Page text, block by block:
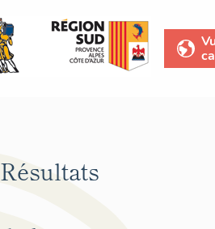
Résultats